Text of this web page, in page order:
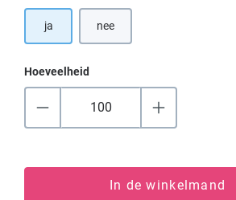
ja nee
Hoeveelheid
In de winkelmand